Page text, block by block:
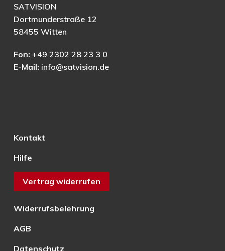
SATVISION
Dortmunderstraße 12
58455 Witten
Fon: +49 2302 28 23 3 0
E-Mail: info@satvision.de
Kontakt
Hilfe
Vertrag widerrufen
Widerrufsbelehrung
AGB
Datenschutz